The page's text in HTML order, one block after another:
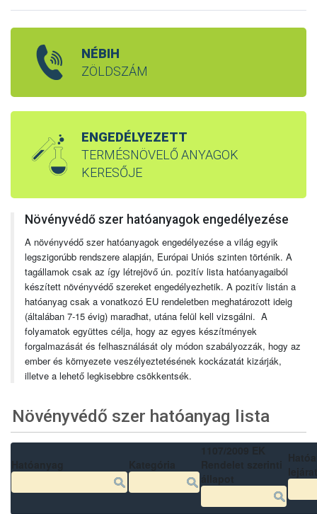
NÉBIH
ZÖLDSZÁM
ENGEDÉLYEZETT
TERMÉSNÖVELŐ ANYAGOK
KERESŐJE
Növényvédő szer hatóanyagok engedélyezése
A növényvédő szer hatóanyagok engedélyezése a világ egyik
legszigorúbb rendszere alapján, Európai Uniós szinten történik. A
tagállamok csak az így létrejövő ún. pozitív lista hatóanyagaiból
készített növényvédő szereket engedélyezhetik. A pozitív listán a
hatóanyag csak a vonatkozó EU rendeletben meghatározott ideig
(általában 7-15 évig) maradhat, utána felül kell vizsgálni. A
folyamatok együttes célja, hogy az egyes készítmények
forgalmazását és felhasználását oly módon szabályozzák, hogy az
ember és környezete veszélyeztetésének kockázatát kizárják,
illetve a lehető legkisebbre csökkentsék.
Növényvédő szer hatóanyag lista